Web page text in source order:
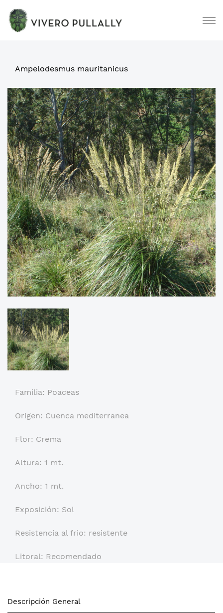
Ampelodesmus mauritanicus
Familia: Poaceas
Origen: Cuenca mediterranea
Flor: Crema
Altura: 1 mt.
Ancho: 1 mt.
Exposición: Sol
Resistencia al frio: resistente
Litoral: Recomendado
Descripción General